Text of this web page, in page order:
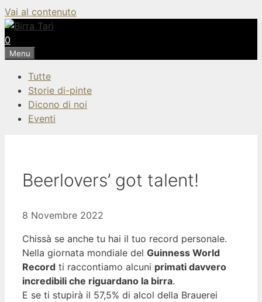
Vai al contenuto
0
Menu
Tutte
Storie di-pinte
Dicono di noi
Eventi
Beerlovers’ got talent!
8 Novembre 2022
Chissà se anche tu hai il tuo record personale.
Nella giornata mondiale del Guinness World
Record ti raccontiamo alcuni primati davvero
incredibili che riguardano la birra.
E se ti stupirà il 57,5% di alcol della Brauerei